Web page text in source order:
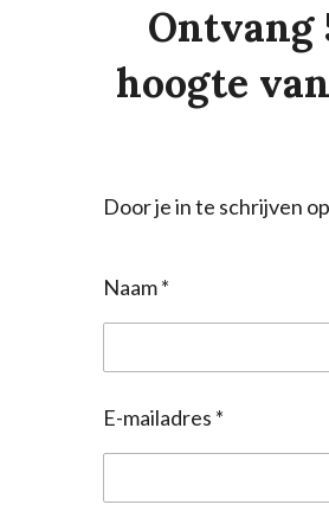
Ontvang
hoogte van
Door je in te schrijven
Naam *
E-mailadres *